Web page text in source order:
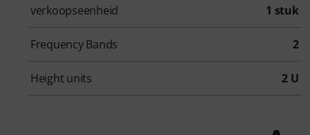
verkoopseenheid 1 stuk
Frequency Bands 2
Height units 2 U